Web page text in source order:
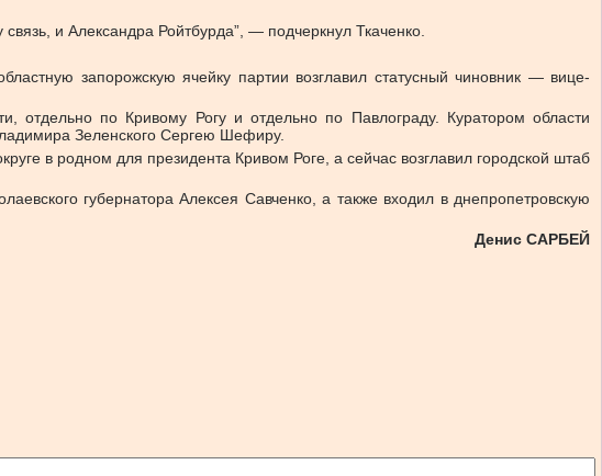
и Александра Ройтбурда”, — подчеркнул Ткаченко.
запорожскую ячейку партии возглавил статусный чиновник — вице-
отдельно по Кривому Рогу и отдельно по Павлограду. Куратором области
Зеленского Сергею Шефиру.
в родном для президента Кривом Роге, а сейчас возглавил городской штаб
губернатора Алексея Савченко, а также входил в днепропетровскую
Денис САРБЕЙ